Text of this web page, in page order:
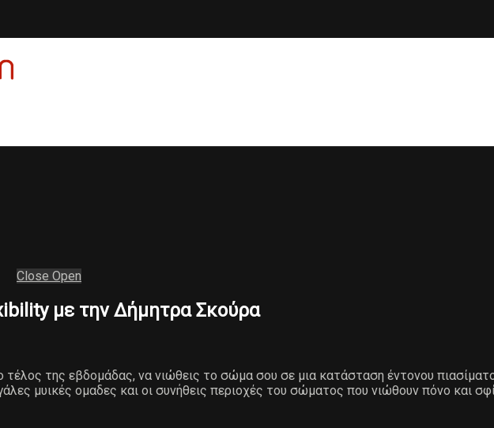
Close Open
με την Δήμητρα Σκούρα
τέλος της εβδομάδας, να νιώθεις το σώμα σου σε μια κατάσταση έντονου
μυικές ομαδες και οι συνήθεις περιοχές του σώματος που νιώθουν πόνο και